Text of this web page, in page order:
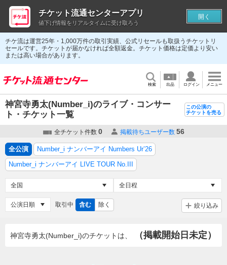
チケ流は運営25年・1,000万件の取引実績、公式リセールも取扱うチケットリ
セールです。チケットが届かなければ全額返金。チケット価格は定価より安い
または高い場合があります。
検索 出品 ログイン メニュー
神宮寺勇太(Number_i)のライブ・コンサー
ト・チケット一覧
この公演の
チケットを売る
全チケット件数 0 掲載待ちユーザー数 56
全公演
Number_i ナンバーアイ Numbers Ur’26
Number_i ナンバーアイ LIVE TOUR No.III
取引中 含む 除く 絞り込み
神宮寺勇太(Number_i)のチケットは、 （掲載開始日未定）
チケット流通センターアプリ
値下げ情報をリアルタイムに受け取ろう
開く